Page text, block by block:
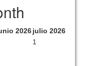
2026julio 2026
1